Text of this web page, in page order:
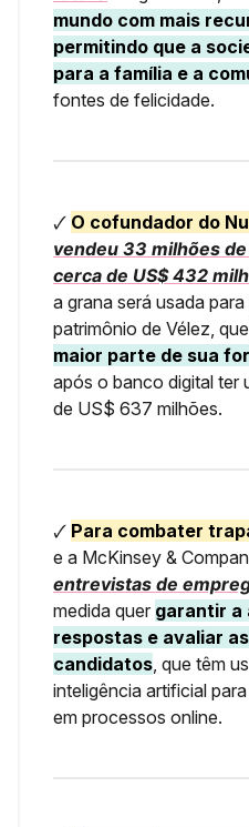
mundo com mais
permitindo que a
para a família e a
fontes de felicidade.
🗸 O cofundador do
vendeu 33 milhões
cerca de US$ 432
a grana será usada
patrimônio de Vélez,
maior parte de sua
após o banco digital ter
de US$ 637 milhões.
🗸 Para combater
e a McKinsey &
entrevistas de
medida quer garantir a
respostas e avaliar
candidatos, que têm
inteligência artificial
em processos online.